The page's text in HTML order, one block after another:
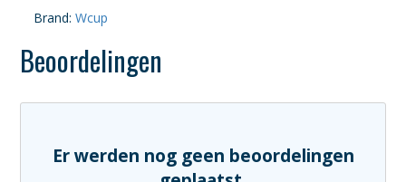
Brand:Wcup
Beoordelingen
Er werden nog geen beoordelingen